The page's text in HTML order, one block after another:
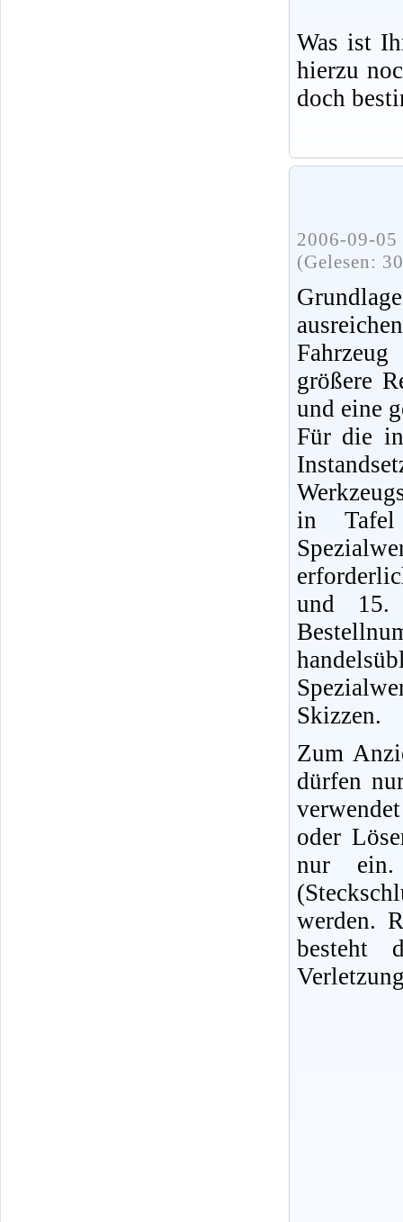
Was ist
hierzu
doch
2006-09-
(Gelesen:
größere
und eine
Für die in
in Tafel
und 15.
Skizzen.
Zum
dürfen
oder
nur ein.
werden.
besteht